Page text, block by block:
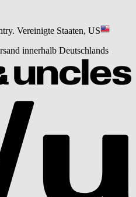
Vereinigte Staaten, US
innerhalb Deutschlands